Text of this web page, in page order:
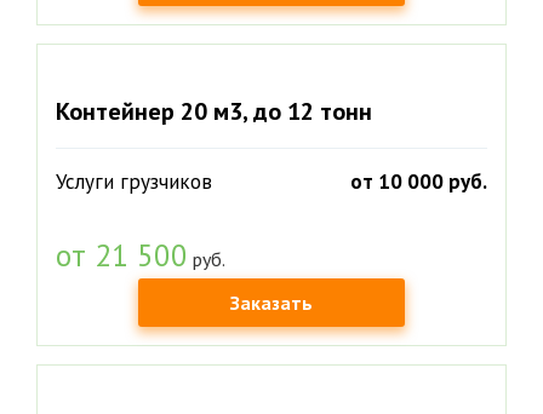
Контейнер 20 м3, до 12 тонн
Услуги грузчиков от 10 000 руб.
от 21 500 руб.
Заказать